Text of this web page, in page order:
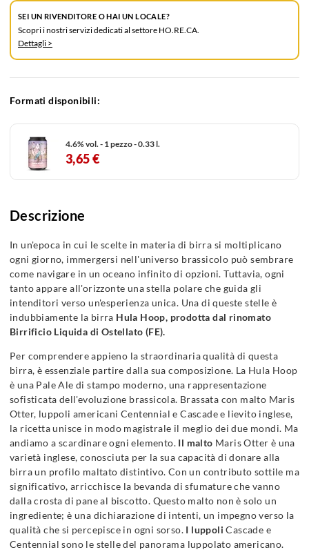
SEI UN RIVENDITORE O HAI UN LOCALE?
Scopri i nostri servizi dedicati al settore HO.RE.CA.
Dettagli >
Formati disponibili:
4.6% vol. - 1 pezzo - 0.33 l.
3,65 €
Descrizione
In un'epoca in cui le scelte in materia di birra si moltiplicano
ogni giorno, immergersi nell'universo brassicolo può sembrare
come navigare in un oceano infinito di opzioni. Tuttavia, ogni
tanto appare all'orizzonte una stella polare che guida gli
intenditori verso un'esperienza unica. Una di queste stelle è
indubbiamente la birra Hula Hoop, prodotta dal rinomato
Birrificio Liquida di Ostellato (FE).
Per comprendere appieno la straordinaria qualità di questa
birra, è essenziale partire dalla sua composizione. La Hula Hoop
è una Pale Ale di stampo moderno, una rappresentazione
sofisticata dell'evoluzione brassicola. Brassata con malto Maris
Otter, luppoli americani Centennial e Cascade e lievito inglese,
la ricetta unisce in modo magistrale il meglio dei due mondi. Ma
andiamo a scardinare ogni elemento. Il malto Maris Otter è una
varietà inglese, conosciuta per la sua capacità di donare alla
birra un profilo maltato distintivo. Con un contributo sottile ma
significativo, arricchisce la bevanda di sfumature che vanno
dalla crosta di pane al biscotto. Questo malto non è solo un
ingrediente; è una dichiarazione di intenti, un impegno verso la
qualità che si percepisce in ogni sorso. I luppoliCascade e
Centennial sono le stelle del panorama luppolato americano.